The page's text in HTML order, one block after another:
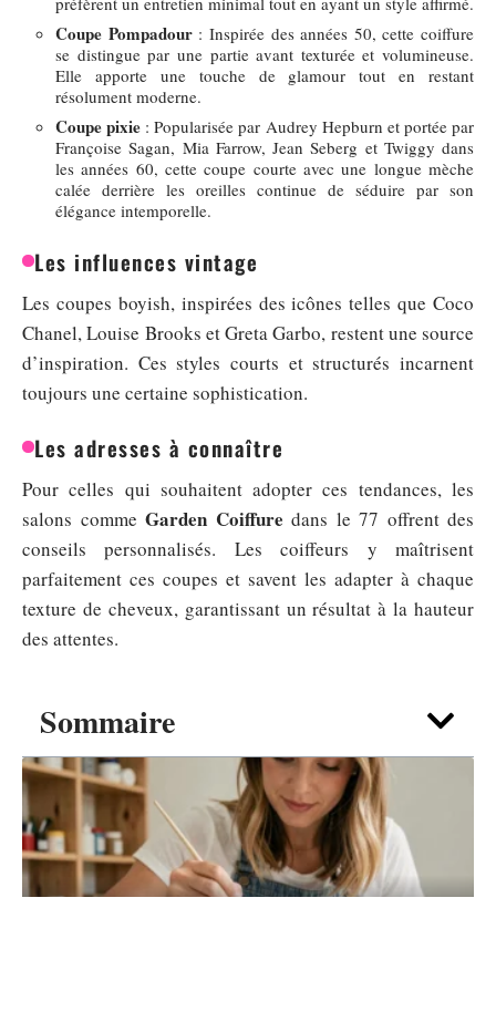
Sommaire
Coupe Pompadour: Inspirée des années 50, cette coiffure
se distingue par une partie avant texturée et volumineuse.
Elle apporte une touche de glamour tout en restant
résolument moderne.
Coupe pixie : Popularisée par Audrey Hepburn et portée par
Françoise Sagan, Mia Farrow, Jean Seberg et Twiggy dans
les années 60, cette coupe courte avec une longue mèche
calée derrière les oreilles continue de séduire par son
élégance intemporelle.
Les influences vintage
Les coupes boyish, inspirées des icônes telles que Coco
Chanel, Louise Brooks et Greta Garbo, restent une source
d’inspiration. Ces styles courts et structurés incarnent
toujours une certaine sophistication.
Les adresses à connaître
Pour celles qui souhaitent adopter ces tendances, les
salons comme Garden Coiffure dans le 77 offrent des
conseils personnalisés. Les coiffeurs y maîtrisent
parfaitement ces coupes et savent les adapter à chaque
texture de cheveux, garantissant un résultat à la hauteur
des attentes.